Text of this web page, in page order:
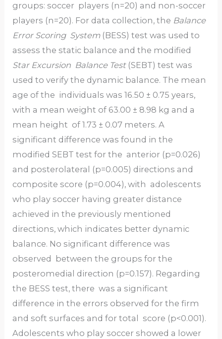
groups: soccer players (n=20) and non-soccer
players (n=20). For data collection, the Balance
Error Scoring System (BESS) test was used to
assess the static balance and the modified
Star Excursion Balance Test (SEBT) test was
used to verify the dynamic balance. The mean
age of the individuals was 16.50 ± 0.75 years,
with a mean weight of 63.00 ± 8.98 kg and a
mean height of 1.73 ± 0.07 meters. A
significant difference was found in the
modified SEBT test for the anterior (p=0.026)
and posterolateral (p=0.005) directions and
composite score (p=0.004), with adolescents
who play soccer having greater distance
achieved in the previously mentioned
directions, which indicates better dynamic
balance. No significant difference was
observed between the groups for the
posteromedial direction (p=0.157). Regarding
the BESS test, there was a significant
difference in the errors observed for the firm
and soft surfaces and for total score (p<0.001).
Adolescents who play soccer showed a lower